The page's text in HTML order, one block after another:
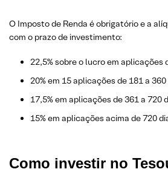
O Imposto de Renda é obrigatório e a
com o prazo de investimento:
22,5% sobre o lucro em aplicações
20% em 15 aplicações de 181 a 360
17,5% em aplicações de 361 a 720
15% em aplicações acima de 720
Como investir no